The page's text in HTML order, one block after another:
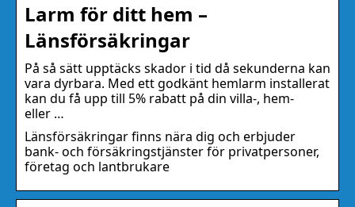
Larm för ditt hem –
Länsförsäkringar
På så sätt upptäcks skador i tid då sekunderna kan
vara dyrbara. Med ett godkänt hemlarm installerat
kan du få upp till 5% rabatt på din villa-, hem-
eller …
Länsförsäkringar finns nära dig och erbjuder
bank- och försäkringstjänster för privatpersoner,
företag och lantbrukare